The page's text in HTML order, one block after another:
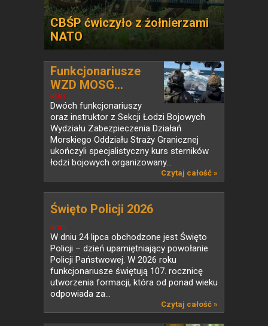
CBŚP ćwiczyło z żołnierzami
NATO
NEWS
Funkcjonariusze
WZD MOSG...
Dwóch funkcjonariuszy
oraz instruktor z Sekcji Łodzi Bojowych
Wydziału Zabezpieczenia Działań
Morskiego Oddziału Straży Granicznej
ukończyli specjalistyczny kurs sterników
łodzi bojowych organizowany...
Czytaj całość »
NEWS
Święto Policji 2026
W dniu 24 lipca obchodzone jest Święto
Policji – dzień upamiętniający powołanie
Policji Państwowej. W 2026 roku
funkcjonariusze świętują 107. rocznicę
utworzenia formacji, która od ponad wieku
odpowiada za...
Czytaj całość »